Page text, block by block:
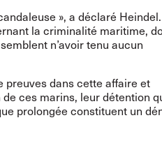
», a déclaré Heindel.
la criminalité maritime,
n’avoir tenu aucun
preuves dans cette affaire et
ces marins, leur détention
prolongée constituent un